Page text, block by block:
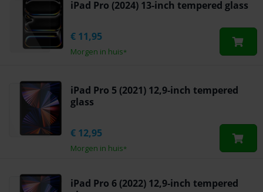
iPad Pro (2024) 13-inch tempered glass
Morgen in huis*
€ 11,95
iPad Pro 5 (2021) 12,9-inch tempered
glass
Morgen in huis*
€ 12,95
iPad Pro 6 (2022) 12,9-inch tempered